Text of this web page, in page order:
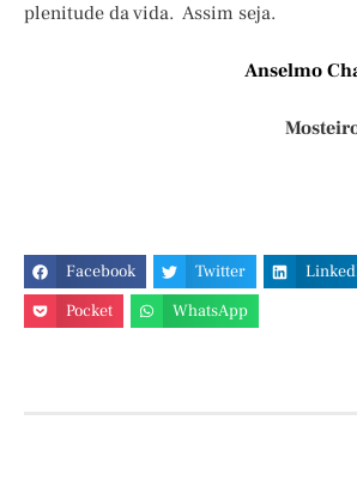
plenitude da vida. Assim seja.
Anselmo
Facebook Twitter
Pocket
WhatsApp